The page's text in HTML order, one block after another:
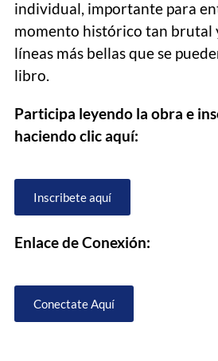
individual, importante para
momento histórico tan brutal
líneas más bellas que se
libro.
Participa leyendo la obra e
haciendo clic aquí:
Inscribete aquí
Enlace de Conexión:
Conectate Aquí